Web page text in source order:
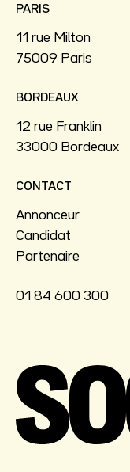
PARIS
11 rue Milton
75009 Paris
BORDEAUX
12 rue Franklin
33000 Bordeaux
CONTACT
Annonceur
Candidat
Partenaire
01 84 600 300